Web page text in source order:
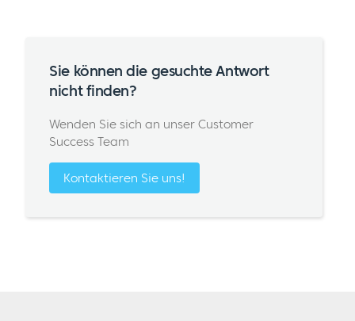
Sie können die gesuchte Antwort
nicht finden?
Wenden Sie sich an unser Customer
Success Team
Kontaktieren Sie uns!